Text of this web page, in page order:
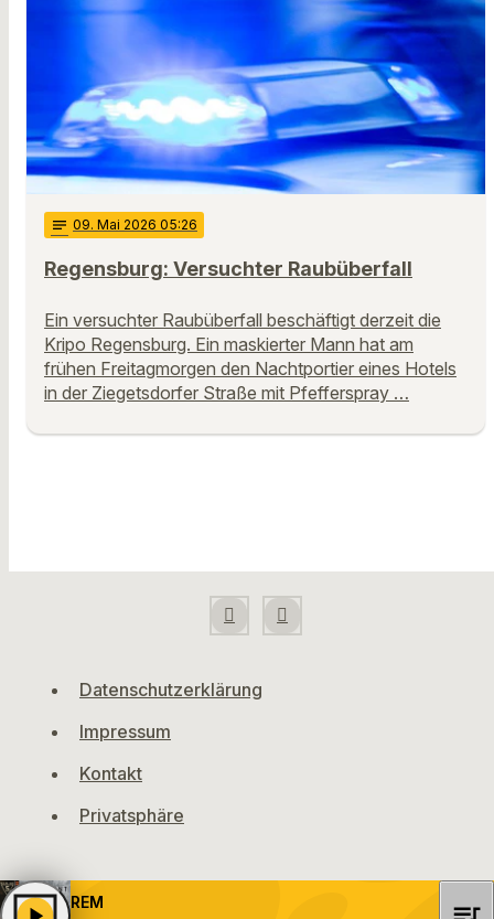
notes 09. Mai 2026 05:26
Regensburg: Versuchter Raubüberfall
Ein versuchter Raubüberfall beschäftigt derzeit die
Kripo Regensburg. Ein maskierter Mann hat am
frühen Freitagmorgen den Nachtportier eines Hotels
in der Ziegetsdorfer Straße mit Pfefferspray …
Datenschutzerklärung
Impressum
Kontakt
Privatsphäre
REM